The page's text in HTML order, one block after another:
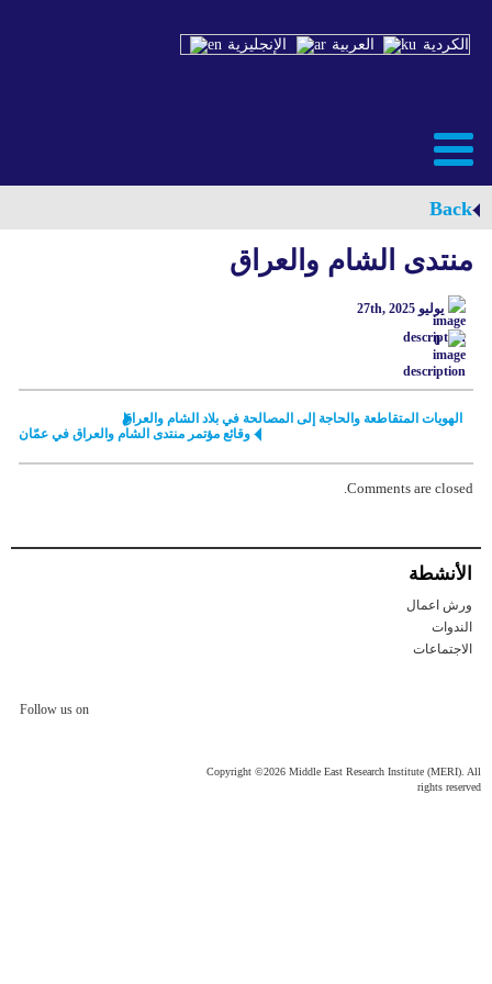
الإنجليزية العربية الكردية
Back
منتدى الشام والعراق
يوليو 27th, 2025
0
الهويات المتقاطعة والحاجة إلى المصالحة في بلاد الشام والعراق
وقائع مؤتمر منتدى الشام والعراق في عمّان
Comments are closed.
الأنشطة
ورش اعمال
الندوات
الاجتماعات
Follow us on
Copyright ©2026 Middle East Research Institute (MERI). All
rights reserved